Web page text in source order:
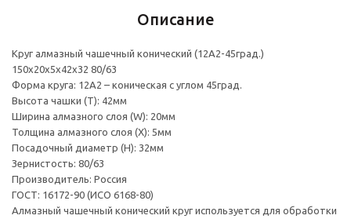
Описание
Круг алмазный чашечный конический (12А2-45град.)
150х20х5х42х32 80/63
Форма круга: 12А2 – коническая с углом 45град.
Высота чашки (T): 42мм
Ширина алмазного слоя (W): 20мм
Толщина алмазного слоя (Х): 5мм
Посадочный диаметр (H): 32мм
Зернистость: 80/63
Производитель: Россия
ГОСТ: 16172-90 (ИСО 6168-80)
Алмазный чашечный конический круг используется для обработки